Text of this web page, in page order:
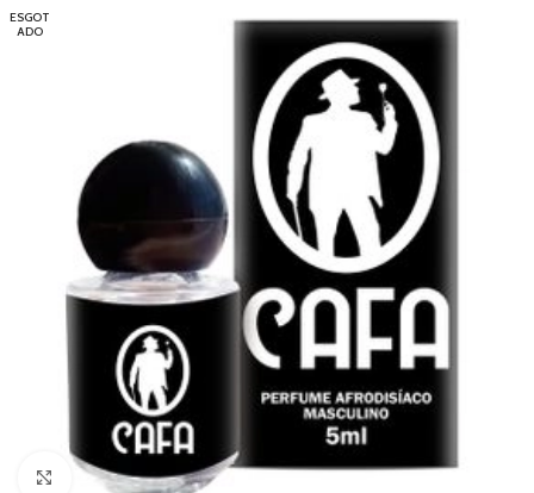
ESGOT
ADO
Clique para ampliar